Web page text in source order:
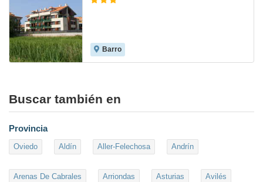
Barro
Buscar también en
Provincia
Oviedo Aldín Aller-Felechosa Andrín
Arenas De Cabrales Arriondas Asturias Avilés